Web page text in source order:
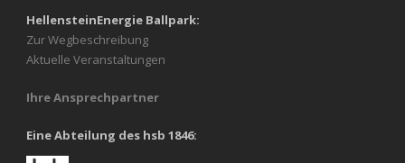
HellensteinEnergie Ballpark:
Zur Wegbeschreibung
Aktuelle Veranstaltungen
Ihre Ansprechpartner
Eine Abteilung des hsb 1846: